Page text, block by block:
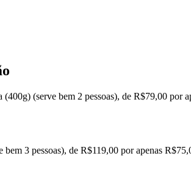
(serve bem 2 pessoas), de R$79,00 por
bem 3 pessoas), de R$119,00 por apenas